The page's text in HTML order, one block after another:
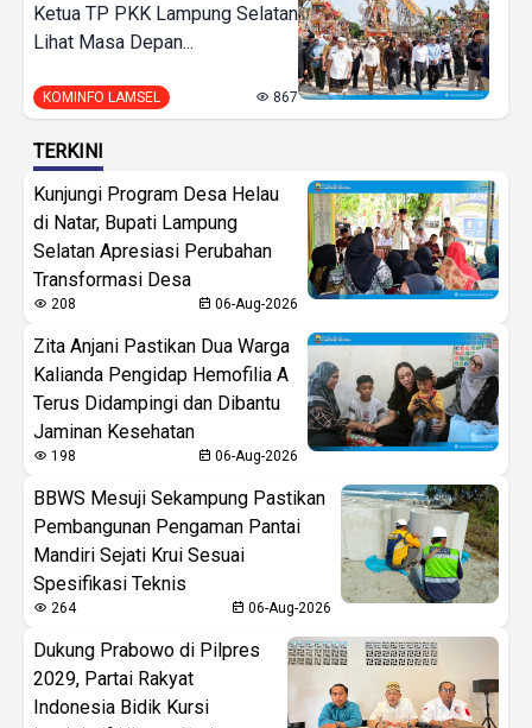
Ketua TP PKK Lampung Selatan
Lihat Masa Depan...
KOMINFO LAMSEL 867
TERKINI
Kunjungi Program Desa Helau
di Natar, Bupati Lampung
Selatan Apresiasi Perubahan
Transformasi Desa
208 06-Aug-2026
Zita Anjani Pastikan Dua Warga
Kalianda Pengidap Hemofilia A
Terus Didampingi dan Dibantu
Jaminan Kesehatan
198 06-Aug-2026
BBWS Mesuji Sekampung Pastikan
Pembangunan Pengaman Pantai
Mandiri Sejati Krui Sesuai
Spesifikasi Teknis
264 06-Aug-2026
Dukung Prabowo di Pilpres
2029, Partai Rakyat
Indonesia Bidik Kursi